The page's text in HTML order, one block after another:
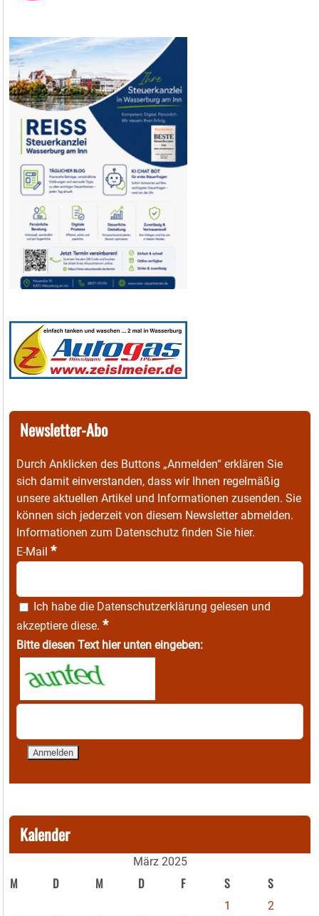
Newsletter-Abo
Durch Anklicken des Buttons „Anmelden“ erklären Sie
sich damit einverstanden, dass wir Ihnen regelmäßig
unsere aktuellen Artikel und Informationen zusenden. Sie
können sich jederzeit von diesem Newsletter abmelden.
Informationen zum Datenschutz finden Sie hier.
E-Mail *
Ich habe die Datenschutzerklärung gelesen und
akzeptiere diese. *
Bitte diesen Text hier unten eingeben:
Kalender
März 2025
M D M D F S S
1
2